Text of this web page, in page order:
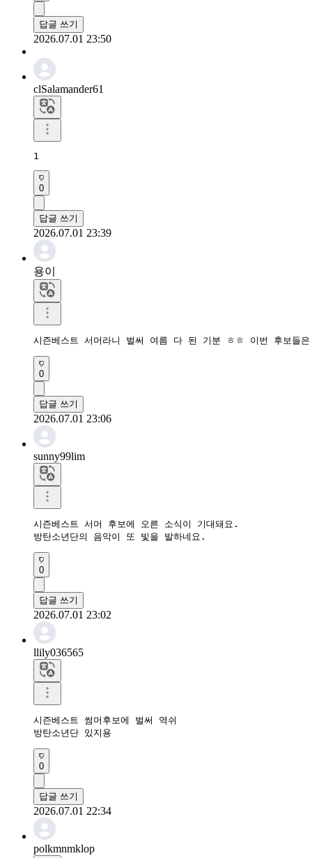
답글 쓰기
2026.07.01 23:50
clSalamander61
1
0
답글 쓰기
2026.07.01 23:39
용이
시즌베스트 서머라니 벌써 여름 다 된 기분 ㅎㅎ 이번 후보들
0
답글 쓰기
2026.07.01 23:06
sunny99lim
시즌베스트 서머 후보에 오른 소식이 기대돼요.
방탄소년단의 음악이 또 빛을 발하네요.
0
답글 쓰기
2026.07.01 23:02
llily036565
시즌베스트 썸머후보에 벌써 역쉬
방탄소년단 있지용
0
답글 쓰기
2026.07.01 22:34
polkmnmklop